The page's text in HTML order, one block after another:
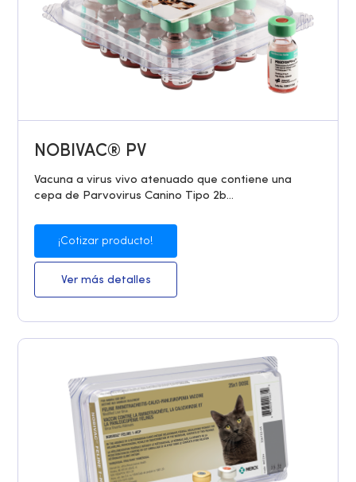
NOBIVAC® PV
Vacuna a virus vivo atenuado que contiene una
cepa de Parvovirus Canino Tipo 2b...
¡Cotizar producto!
Ver más detalles